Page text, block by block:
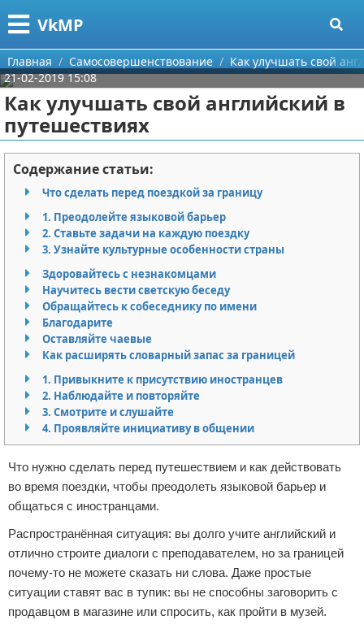
VkMP
Меню
Главная
Категории
Сельское хозяйство
Разное
Идеи бизнеса
Для руководителя
Промышленность
Международный бизнес
Продажи
Начало бизнеса
Обзоры услуг
Деловое общение
Менеджмент
Поиск
О проекте
Контакты
Сотрудничество
Размещение рекламы
Для правообладателей
Условия предоставления информации
Отказ от ответственности
Главная Самосовершенствование
Как улучшать свой
21-02-2019 15:08
Как улучшать свой английский в
путешествиях
Содержание статьи:
Что сделать перед поездкой за границу
1. Преодолейте языковой барьер
2. Ставьте задачи на каждую поездку
3. Узнайте культурные особенности страны
Здоровайтесь с незнакомцами
Научитесь вести светскую беседу
Обращайтесь к собеседнику по имени
Благодарите
Оставляйте чаевые
Как расширять словарный запас за границей
1. Привыкните к присутствию иностранцев
2. Наблюдайте и повторяйте
3. Смотрите и слушайте
4. Проявляйте инициативу в общении
Что нужно сделать перед путешествием и как действовать
во время поездки, чтобы преодолеть языковой барьер и
общаться с иностранцами.
Распространённая ситуация: вы долго учите английский и
отлично строите диалоги с преподавателем, но за границей
почему-то не можете сказать ни слова. Даже простые
ситуации ставят вас в тупик: вы не способны заговорить с
продавцом в магазине или спросить, как пройти в музей.